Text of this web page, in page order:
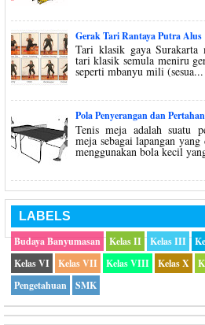
Gerak Tari Rantaya Putra Alus
Tari klasik gaya
tari klasik semula meniru
seperti mbanyu mili (sesua...
Pola Penyerangan dan
Tenis meja adalah suatu
meja sebagai lapangan
menggunakan bola kecil
LABELS
Budaya Banyumasan
Kelas II Kelas III
Kelas VI
Kelas VII Kelas VIII Kelas X
Pengetahuan
SMK